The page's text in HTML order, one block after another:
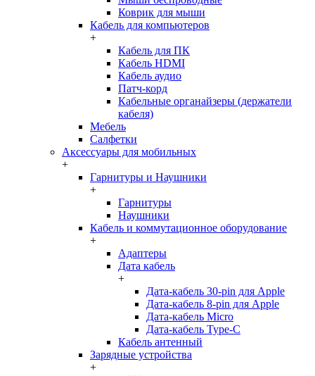
Коврик для мыши
Кабель для компьютеров
+
Кабель для ПК
Кабель HDMI
Кабель аудио
Патч-корд
Кабельные органайзеры (держатели
кабеля)
Мебель
Салфетки
Аксессуары для мобильных
+
Гарнитуры и Наушники
+
Гарнитуры
Наушники
Кабель и коммутационное оборудование
+
Адаптеры
Дата кабель
+
Дата-кабель 30-pin для Apple
Дата-кабель 8-pin для Apple
Дата-кабель Micro
Дата-кабель Type-C
Кабель антенный
Зарядные устройства
+